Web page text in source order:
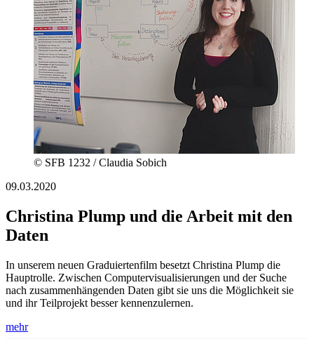
© SFB 1232 / Claudia Sobich
09.03.2020
Christina Plump und die Arbeit mit den
Daten
In unserem neuen Graduiertenfilm besetzt Christina Plump die
Hauptrolle. Zwischen Computervisualisierungen und der Suche
nach zusammenhängenden Daten gibt sie uns die Möglichkeit sie
und ihr Teilprojekt besser kennenzulernen.
mehr